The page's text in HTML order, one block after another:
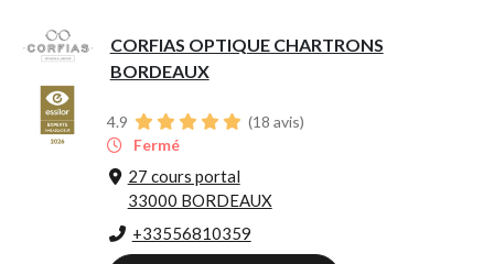
CORFIAS OPTIQUE CHARTRONS
BORDEAUX
4.9 (18 avis)
Fermé
27 cours portal
33000 BORDEAUX
+33556810359